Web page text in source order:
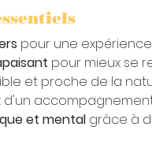
pour une
pour mieux se
et proche de la
d'un
et mental grâce à